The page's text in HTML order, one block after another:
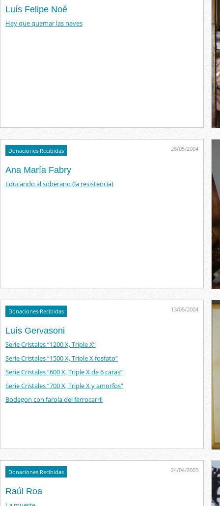
Luís Felipe Noé
Hay que quemar las naves
Donaciones Recibidas 28/05/2004
Ana María Fabry
Educando al soberano (la resistencia)
Donaciones Recibidas 13/05/2004
Luís Gervasoni
Serie Cristales “1200 X, Triple X”
Serie Cristales “1500 X, Triple X fosfato”
Serie Cristales “600 X, Triple X de 6 caras”
Serie Cristales “700 X, Triple X y amorfos”
Bodegon con farola del ferrocarril
Donaciones Recibidas 24/04/2003
Raúl Roa